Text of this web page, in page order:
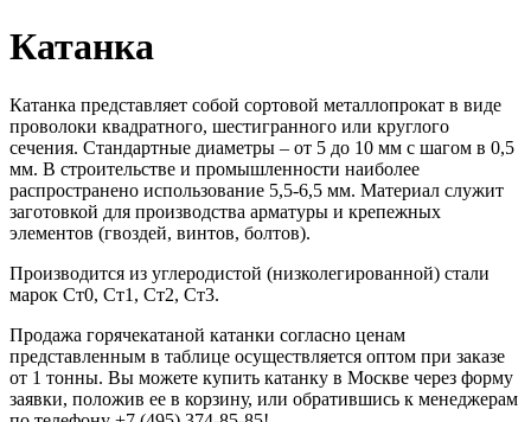
Катанка
Катанка представляет собой сортовой металлопрокат в виде
проволоки квадратного, шестигранного или круглого
сечения. Стандартные диаметры – от 5 до 10 мм с шагом в 0,5
мм. В строительстве и промышленности наиболее
распространено использование 5,5-6,5 мм. Материал служит
заготовкой для производства арматуры и крепежных
элементов (гвоздей, винтов, болтов).
Производится из углеродистой (низколегированной) стали
марок Ст0, Ст1, Ст2, Ст3.
Продажа горячекатаной катанки согласно ценам
представленным в таблице осуществляется оптом при заказе
от 1 тонны. Вы можете купить катанку в Москве через форму
заявки, положив ее в корзину, или обратившись к менеджерам